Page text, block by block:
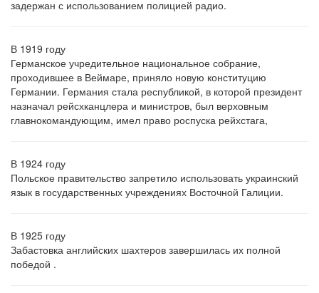
задержан с использованием полицией радио.
В 1919 году
Германское учредительное национальное собрание,
проходившее в Веймаре, приняло новую конституцию
Германии. Германия стала республикой, в которой президент
назначал рейсхканцлера и министров, был верховным
главнокомандующим, имел право роспуска рейхстага,
В 1924 году
Польское правительство запретило использовать украинский
язык в государственных учреждениях Восточной Галиции.
В 1925 году
Забастовка английских шахтеров завершилась их полной
победой .